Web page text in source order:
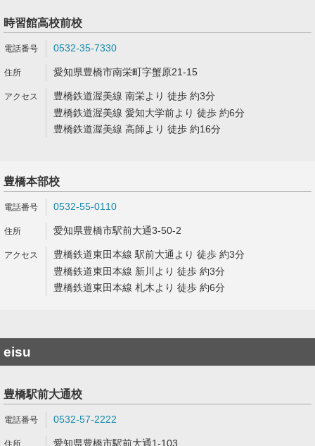
時習館高校前校
0532-35-7330
愛知県豊橋市南栄町字蟹原21-15
豊橋鉄道渥美線 南栄より 徒歩 約3分
豊橋鉄道渥美線 愛知大学前より 徒歩 約6分
豊橋鉄道渥美線 高師より 徒歩 約16分
豊橋本部校
0532-55-0110
愛知県豊橋市駅前大通3-50-2
豊橋鉄道東田本線 駅前大通より 徒歩 約3分
豊橋鉄道東田本線 新川より 徒歩 約3分
豊橋鉄道東田本線 札木より 徒歩 約6分
eisu
豊橋駅前大通校
0532-57-2222
愛知県豊橋市駅前大通1-103